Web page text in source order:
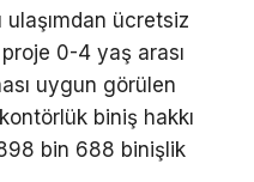
ücretsiz
0-4 yaş arası
uygun görülen
biniş hakkı
bin 688 binişlik